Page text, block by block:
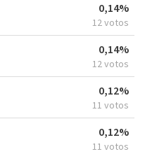
0,14%
12 votos
0,14%
12 votos
0,12%
11 votos
0,12%
11 votos